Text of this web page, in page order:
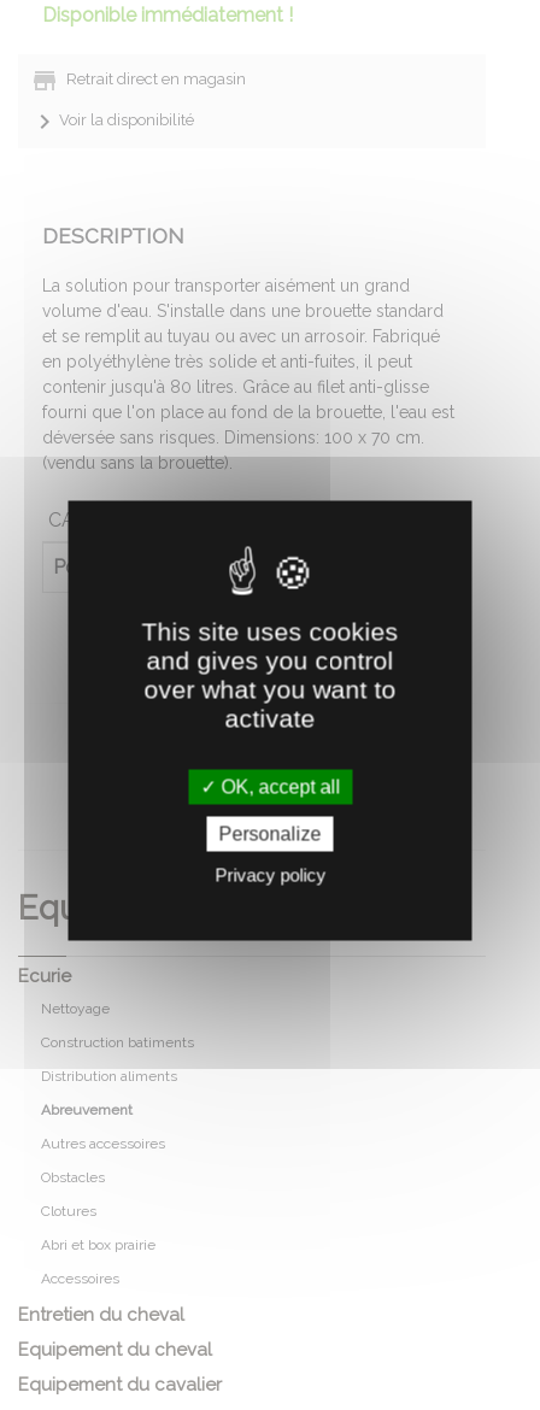
Disponible immédiatement !
Retrait direct en magasin
Voir la disponibilité
DESCRIPTION
La solution pour transporter aisément un grand
volume d'eau. S'installe dans une brouette standard
et se remplit au tuyau ou avec un arrosoir. Fabriqué
en polyéthylène très solide et anti-fuites, il peut
contenir jusqu'à 80 litres. Grâce au filet anti-glisse
fourni que l'on place au fond de la brouette, l'eau est
déversée sans risques. Dimensions: 100 x 70 cm.
(vendu sans la brouette).
CARACTÉRISTIQUES
Poids (en kg)
RECOMMANDEZ CE PRODUIT À UN AMI
Equitation
Ecurie
Nettoyage
Construction batiments
Distribution aliments
Abreuvement
Autres accessoires
Obstacles
Clotures
Abri et box prairie
Accessoires
Entretien du cheval
Equipement du cheval
Equipement du cavalier
This site uses cookies
and gives you control
over what you want to
activate
OK, accept all
Personalize
Privacy policy